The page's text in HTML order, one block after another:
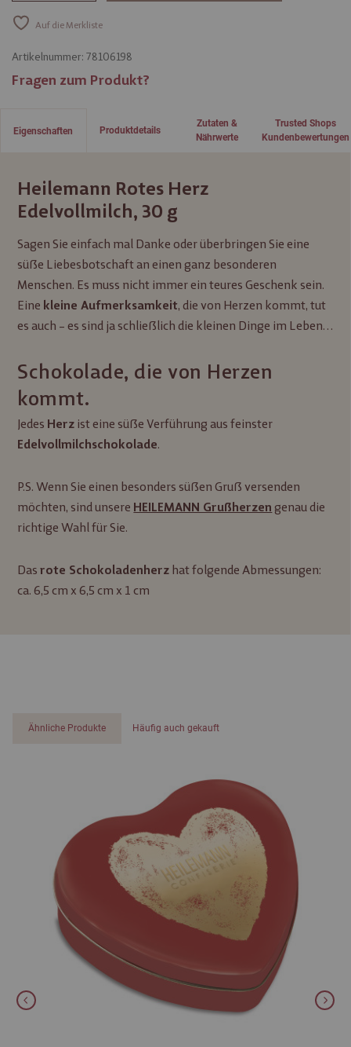
Auf die Merkliste
Artikelnummer: 78106198
Fragen zum Produkt?
Eigenschaften
Heilemann Rotes Herz
Edelvollmilch, 30 g
Sagen Sie einfach mal Danke oder überbringen Sie eine
süße Liebesbotschaft an einen ganz besonderen
Menschen. Es muss nicht immer ein teures Geschenk sein.
Eine kleine Aufmerksamkeit, die von Herzen kommt, tut
es auch – es sind ja schließlich die kleinen Dinge im Leben…
Schokolade, die von Herzen
kommt.
Jedes Herz ist eine süße Verführung aus feinster
Edelvollmilchschokolade.
P.S. Wenn Sie einen besonders süßen Gruß versenden
möchten, sind unsere HEILEMANN Grußherzen genau die
richtige Wahl für Sie.
Dasrote Schokoladenherz hat folgende Abmessungen:
ca. 6,5 cm x 6,5 cm x 1 cm
Produktdetails
Zutaten &
Nährwerte
Trusted Shops
Kundenbewertungen
Ähnliche Produkte Häufig auch gekauft